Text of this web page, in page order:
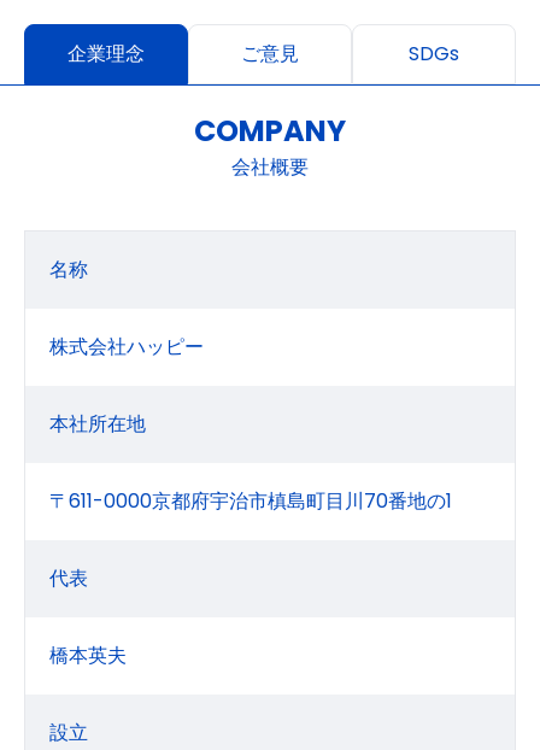
企業理念 ご意見 SDGs
COMPANY
会社概要
名称
株式会社ハッピー
本社所在地
〒611-0000京都府宇治市槙島町目川70番地の1
代表
橋本英夫
設立